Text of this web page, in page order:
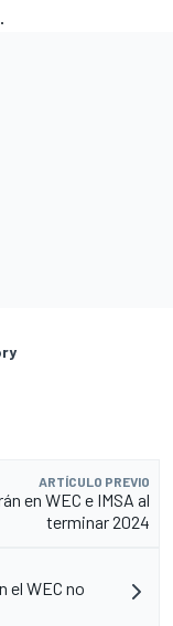
ARTÍCULO PREVIO
en WEC e IMSA al
terminar 2024
el WEC no